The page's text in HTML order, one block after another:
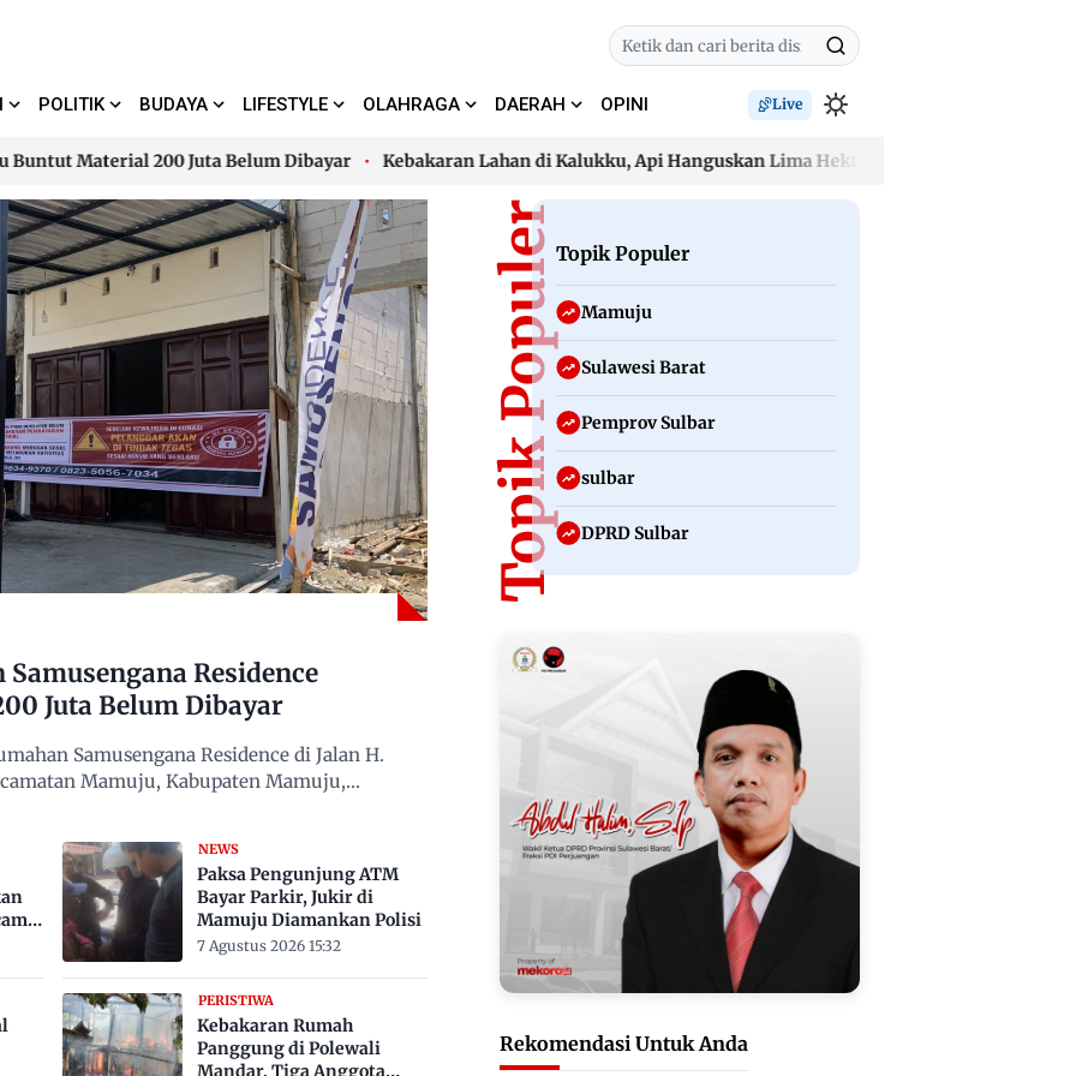
POLITIK BUDAYA LIFESTYLE OLAHRAGA DAERAH OPINI Live
Material 200 Juta Belum Dibayar Kebakaran Lahan di Kalukku, Api Hanguskan Lima Hektare dan Ancam Permukiman
Material 200 Juta Belum Dibayar Kebakaran Lahan di Kalukku, Api Hanguskan Lima Hektare dan Ancam Permukiman
Residence
Juta Belum Dibayar
Samusengana Residence di Jalan H.
Mamuju, Kabupaten Mamuju,
NEWS
Paksa Pengunjung ATM
Bayar Parkir, Jukir di
Mamuju Diamankan Polisi
7 Agustus 2026 15:32
PERISTIWA
Kebakaran Rumah
Panggung di Polewali
Mandar, Tiga Anggota
Topik PopulerTopik Populer
Mamuju
Sulawesi Barat
Pemprov Sulbar
sulbar
DPRD Sulbar
Rekomendasi Untuk Anda